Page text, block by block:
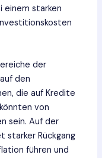
einem starken
der
den
die auf Kredite
von
sein. Auf der
starker Rückgang
führen und